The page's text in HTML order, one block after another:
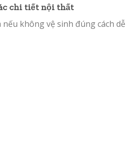
chi tiết nội thất
không vệ sinh đúng cách dễ